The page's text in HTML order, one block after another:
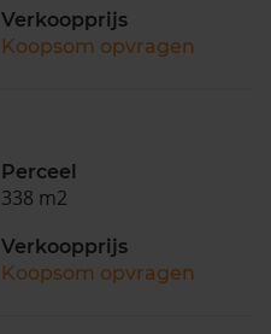
Verkoopprijs
Koopsom opvragen
Perceel
338 m2
Verkoopprijs
Koopsom opvragen